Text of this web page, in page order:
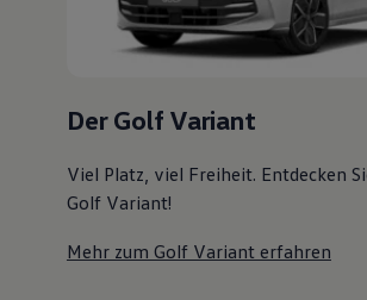
Warn- und
Assistenzsysteme
Digitale Betriebsanleitung
Magazin
Lifestyle
Familie
Elektromobilität
Volkswagen R
Volkswagen Kundenbetreuung
Der Golf Variant
Viel Platz, viel Freiheit. Entdecken
Golf Variant!
Mehr zum Golf Variant erfahren